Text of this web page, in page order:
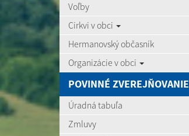
Voľby
Cirkvi v obci
Hermanovský občasník
Organizácie v obci
POVINNÉ ZVEREJŇOVANIE
Úradná tabuľa
Zmluvy